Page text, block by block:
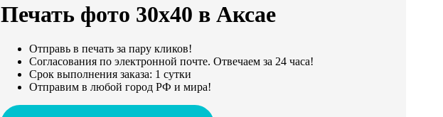
Печать фото 30х40 в Аксае
Отправь в печать за пару кликов!
Согласования по электронной почте. Отвечаем за 24 часа!
Срок выполнения заказа: 1 сутки
Отправим в любой город РФ и мира!